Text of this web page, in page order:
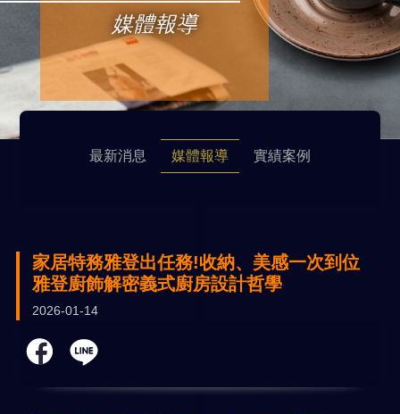
媒體報導
最新消息 媒體報導 實績案例
家居特務雅登出任務!收納、美感一次到位
雅登廚飾解密義式廚房設計哲學
2026-01-14